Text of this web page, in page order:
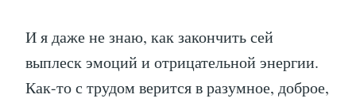
И я даже не знаю, как закончить сей
выплеск эмоций и отрицательной энергии.
Как-то с трудом верится в разумное, доброе,